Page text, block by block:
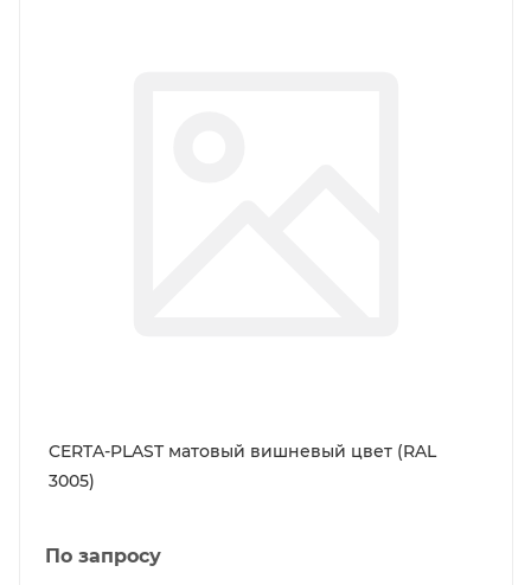
CERTA-PLAST матовый вишневый цвет (RAL
3005)
По запросу